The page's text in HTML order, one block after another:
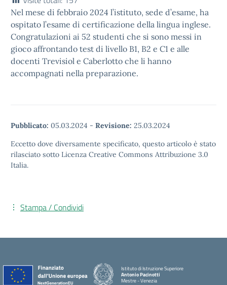
Nel mese di febbraio 2024 l’istituto, sede d’esame, ha
ospitato l’esame di certificazione della lingua inglese.
Congratulazioni ai 52 studenti che si sono messi in
gioco affrontando test di livello B1, B2 e C1 e alle
docenti Trevisiol e Caberlotto che li hanno
accompagnati nella preparazione.
Pubblicato: 05.03.2024 - Revisione: 25.03.2024
Eccetto dove diversamente specificato, questo articolo è stato
rilasciato sotto Licenza Creative Commons Attribuzione 3.0
Italia.
Stampa / Condividi
Istituto di Istruzione Superiore
Antonio Pacinotti
Mestre - Venezia